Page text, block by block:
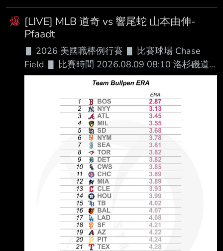
reached 6. PCA現在本季已經有8 fWAR了 沒有
其他球員達到7 fWAR以上 且沒有任何其他野手
能達到6 fWAR https://www.fangraphs.co
爆 [LIVE] MLB 道奇 vs 響尾蛇 山本由伸-
Pfaadt
▋ 2026 美國職棒例行賽 ▋ 比賽球場 Chase
Field ▋ 比賽時間 2026.08.09 08:10 洛杉磯道
奇 █ AVG OBP SLG OPS HR RBI SB BB １.大谷
翔平 (L) DH .296 .400 .552 .952 26 70 6 69
２.Andy Pages (R) CF .268 .333 .457 .790 19
75 10 40 ３.Freddie Freeman (L) 1B .307 .381
.480 .861 15 55 5 51 ４.Max M